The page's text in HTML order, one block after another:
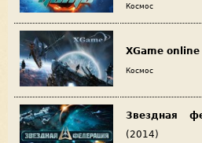
Космос
XGame online
Космос
Звездная
(2014)